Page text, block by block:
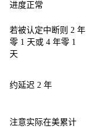
进度正常
若被认定中断则 2 年
零 1 天或 4 年零 1
天
约延迟 2 年
注意实际在美累计